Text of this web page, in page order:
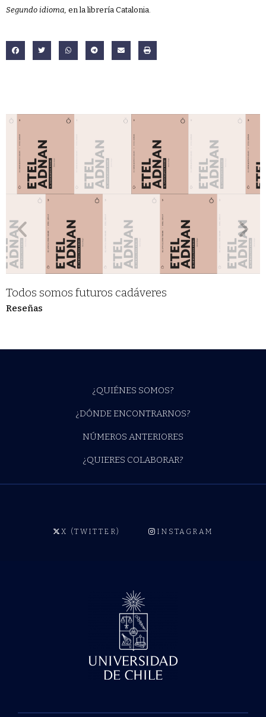
Segundo idioma, en la librería Catalonia.
Todos somos futuros cadáveres
Reseñas
¿QUIÉNES SOMOS?
¿DÓNDE ENCONTRARNOS?
NÚMEROS ANTERIORES
¿QUIERES COLABORAR?
X (TWITTER) INSTAGRAM